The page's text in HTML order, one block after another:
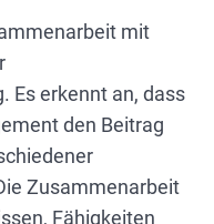
mit
Es erkennt an, dass
den Beitrag
Zusammenarbeit
Fähigkeiten